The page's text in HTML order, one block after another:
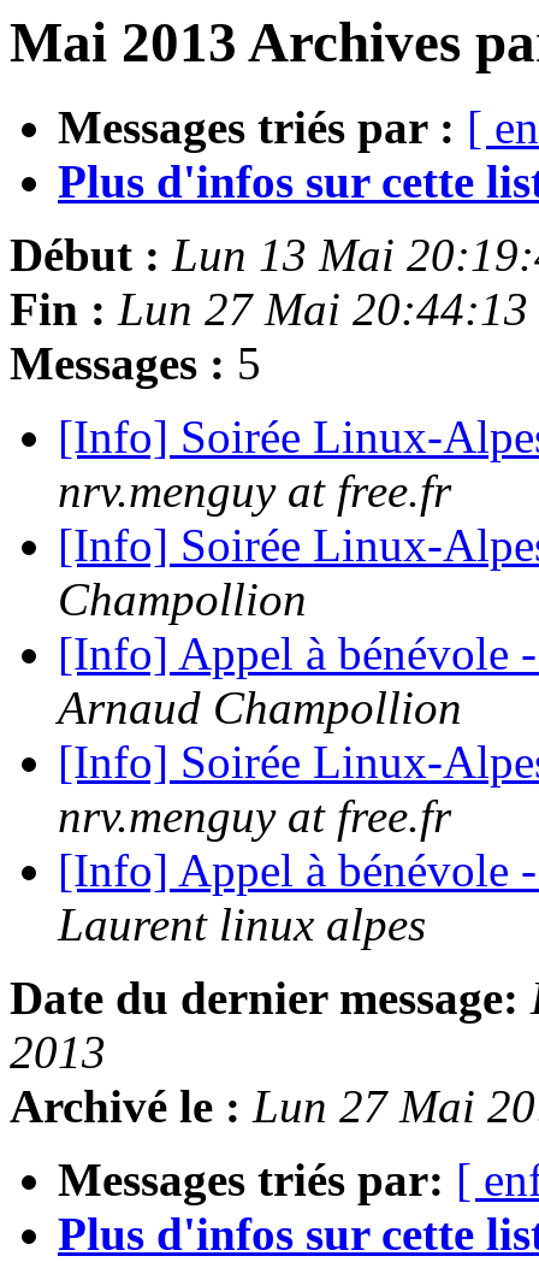
Mai 2013 Archives
Messages triés par : [
Plus d'infos sur cette
Début : Lun 13 Mai
Fin : Lun 27 Mai 20:44:13
Messages : 5
[Info] Soirée Linux-
nrv.menguy at free.fr
[Info] Soirée Linux-
Champollion
[Info] Appel à bénévole
Arnaud Champollion
[Info] Soirée Linux-
nrv.menguy at free.fr
[Info] Appel à bénévole
Laurent linux alpes
Date du dernier message:
2013
Archivé le : Lun 27 Mai
Messages triés par: [
Plus d'infos sur cette